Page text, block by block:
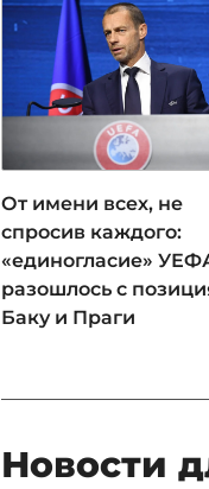
От имени всех, не
спросив каждого:
«единогласие»
разошлось с
Баку и Праги
Новости